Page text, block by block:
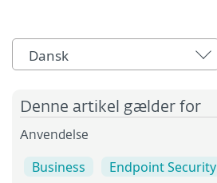
Dansk
Denne artikel gælder for
Anvendelse
Business
Endpoint Security